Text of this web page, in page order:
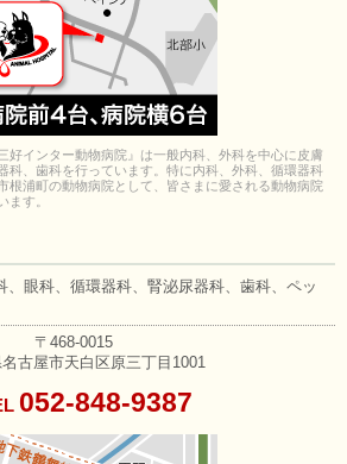
好インター動物病院』は一般内科、外科を中心に皮膚
科、歯科を行っています。特に内科、外科、循環器科
根浦町の動物病院として、皆さまに愛される動物病院
ます。
眼科、 循環器科、腎泌尿器科、歯科、 ペッ
〒468-0015
古屋市天白区原三丁目1001
052-848-9387